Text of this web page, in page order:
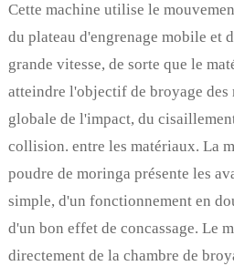
Cette machine utilise le
du plateau d'engrenage mobile et
grande vitesse, de sorte que le
atteindre l'objectif de broyage des
globale de l'impact, du
collision. entre les matériaux. La
poudre de moringa présente les
simple, d'un fonctionnement en
d'un bon effet de concassage. Le
directement de la chambre de